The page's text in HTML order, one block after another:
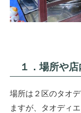
１．場所や店
場所は２区のタオ
ますが、タオディ